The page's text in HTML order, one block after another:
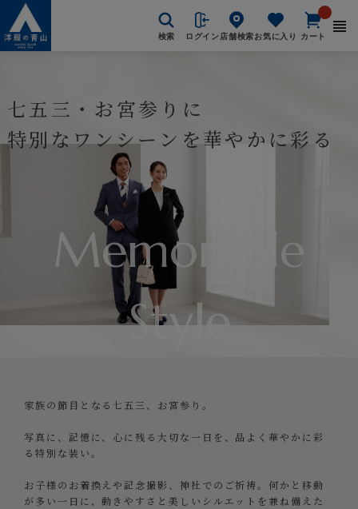
検索 ログイン店舗検索お気に入り カート
Memorable
Style
七五三・お宮参りに
特別なワンシーンを華やかに彩る
家族の節目となる七五三、お宮参り。
写真に、記憶に、心に残る大切な一日を、品よく華やかに彩
る特別な装い。
お子様のお着換えや記念撮影、神社でのご祈祷。何かと移動
が多い一日に、動きやすさと美しいシルエットを兼ね備えた